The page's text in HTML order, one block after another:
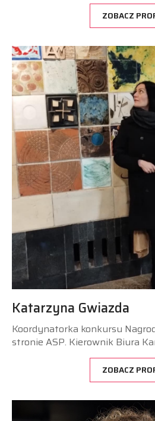
ZOBACZ
Katarzyna Gwiazda
Koordynatorka konkursu
stronie ASP. Kierownik Biura
ZOBACZ